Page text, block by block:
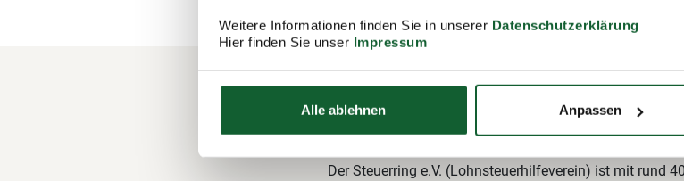
Weitere Informationen finden Sie in unserer Datenschutzerklärung
Hier finden Sie unser Impressum
Alle ablehnen Anpassen
Ihre Mitgliedschaft im
Steuerring
Der Steuerring e.V. (Lohnsteuerhilfeverein) ist mit rund